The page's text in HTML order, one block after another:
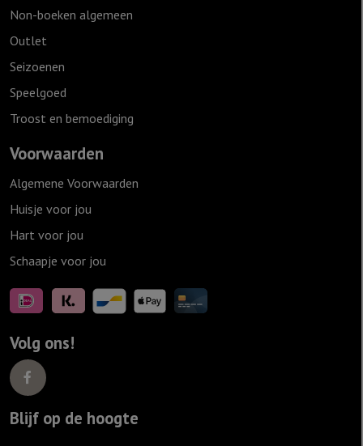
Non-boeken algemeen
Outlet
Seizoenen
Speelgoed
Troost en bemoediging
Voorwaarden
Algemene Voorwaarden
Huisje voor jou
Hart voor jou
Schaapje voor jou
Volg ons!
Blijf op de hoogte